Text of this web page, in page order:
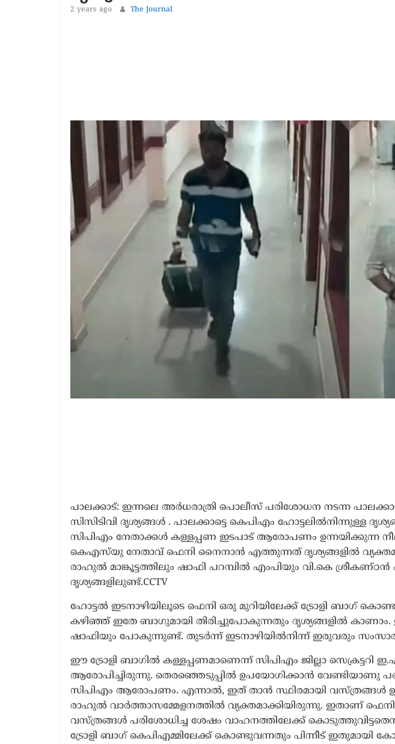
2 years ago The Journal
പാലക്കാട്: ഇന്നലെ അർധരാത്രി പൊലീസ് പരിശോധന നടന്ന
സിസിടിവി ദൃശ്യങ്ങൾ . പാലക്കാട്ടെ കെപിഎം ഹോട്ടലിൽനിന്നുള്ള
സിപിഎം നേതാക്കൾ കള്ളപ്പണ ഇടപാട് ആരോപണം ഉന്നയിക്കുന്ന നീല
കെഎസ്‌യു നേതാവ് ഫെനി നൈനാൻ എത്തുന്നത് ദൃശ്യങ്ങളിൽ
രാഹുൽ മാങ്കൂട്ടത്തിലും ഷാഫി പറമ്പിൽ എംപിയും വി.കെ
ദൃശ്യങ്ങളിലുണ്ട്.CCTV
ഹോട്ടൽ ഇടനാഴിയിലൂടെ ഫെനി ഒരു മുറിയിലേക്ക് ട്രോളി ബാഗ്
കഴിഞ്ഞ് ഇതേ ബാഗുമായി തിരിച്ചുപോകുന്നതും ദൃശ്യങ്ങളിൽ കാണാം.
ഷാഫിയും പോകുന്നുണ്ട്. തുടര്‍ന്ന് ഇടനാഴിയില്‍നിന്ന് ഇരുവരും
ഈ ട്രോളി ബാഗിൽ കള്ളപ്പണമാണെന്ന് സിപിഎം ജില്ലാ
ആരോപിച്ചിരുന്നു. തെരഞ്ഞെടുപ്പിൽ ഉപയോഗിക്കാൻ വേണ്ടിയാണു
സിപിഎം ആരോപണം. എന്നാൽ, ഇത് താൻ സ്ഥിരമായി വസ്ത്രങ്ങൾ
രാഹുൽ വാർത്താസമ്മേളനത്തിൽ വ്യക്തമാക്കിയിരുന്നു. ഇതാണ്
വസ്ത്രങ്ങൾ പരിശോധിച്ച ശേഷം വാഹനത്തിലേക്ക്
ട്രോളി ബാഗ് കെപിഎമ്മിലേക്ക് കൊണ്ടുവന്നതും പിന്നീട് ഇതുമായി